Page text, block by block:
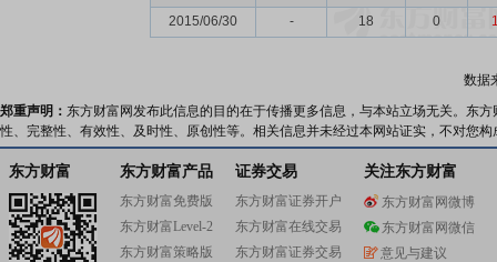
2015/06/30
- 18 0
数据
郑重声明： 东方财富网发布此信息的目的在于传播更多信息，与本站立场无关。东
性、完整性、有效性、及时性、原创性等。相关信息并未经过本网站证实，不对您
东方财富 东方财富产品
东方财富免费版
东方财富Level-2
东方财富策略版
证券交易
东方财富证券开户
东方财富在线交易
东方财富证券交易
关注东方财富
东方财富网微博
东方财富网微信
意见与建议